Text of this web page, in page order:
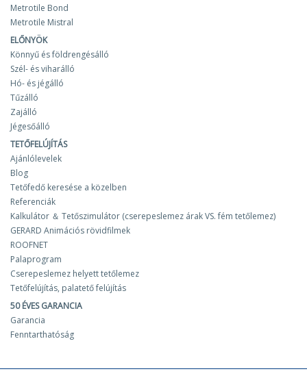
Metrotile Bond
Metrotile Mistral
ELŐNYÖK
Könnyű és földrengésálló
Szél- és viharálló
Hó- és jégálló
Tűzálló
Zajálló
Jégesőálló
TETŐFELÚJÍTÁS
Ajánlólevelek
Blog
Tetőfedő keresése a közelben
Referenciák
Kalkulátor ＆ Tetőszimulátor (cserepeslemez árak VS. fém tetőlemez)
GERARD Animációs rövidfilmek
ROOFNET
Palaprogram
Cserepeslemez helyett tetőlemez
Tetőfelújítás, palatető felújítás
50 ÉVES GARANCIA
Garancia
Fenntarthatóság